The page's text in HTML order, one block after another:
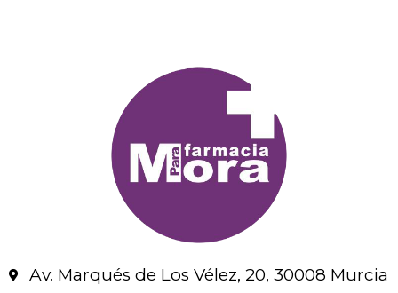
Av. Marqués de Los Vélez, 20, 30008 Murcia